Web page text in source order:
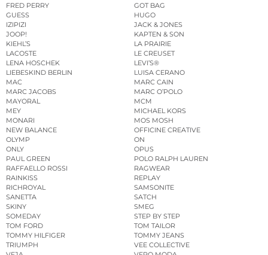
FRED PERRY
GOT BAG
GUESS
HUGO
IZIPIZI
JACK & JONES
JOOP!
KAPTEN & SON
KIEHL’S
LA PRAIRIE
LACOSTE
LE CREUSET
LENA HOSCHEK
LEVI’S®
LIEBESKIND BERLIN
LUISA CERANO
MAC
MARC CAIN
MARC JACOBS
MARC O’POLO
MAYORAL
MCM
MEY
MICHAEL KORS
MONARI
MOS MOSH
NEW BALANCE
OFFICINE CREATIVE
OLYMP
ON
ONLY
OPUS
PAUL GREEN
POLO RALPH LAUREN
RAFFAELLO ROSSI
RAGWEAR
RAINKISS
REPLAY
RICHROYAL
SAMSONITE
SANETTA
SATCH
SKINY
SMEG
SOMEDAY
STEP BY STEP
TOM FORD
TOM TAILOR
TOMMY HILFIGER
TOMMY JEANS
TRIUMPH
VEE COLLECTIVE